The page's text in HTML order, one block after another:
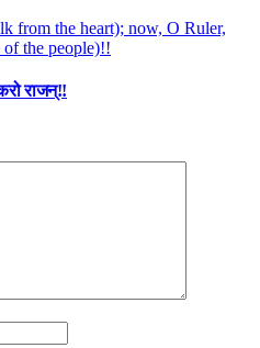
राजन्!!